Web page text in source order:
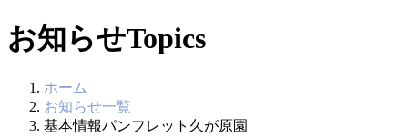
お知らせTopics
ホーム
お知らせ一覧
基本情報パンフレット久が原園